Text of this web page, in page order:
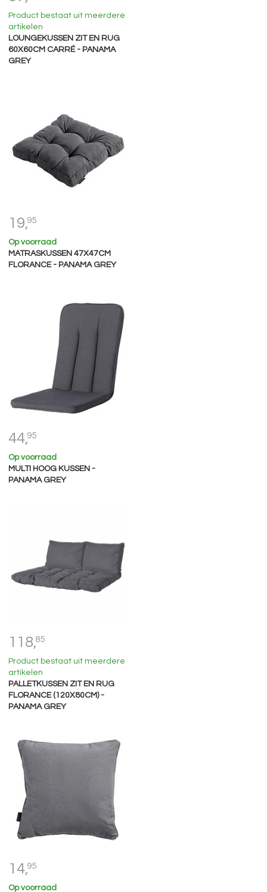
Product bestaat uit meerdere
artikelen
LOUNGEKUSSEN ZIT EN RUG
60X60CM CARRÉ - PANAMA
GREY
19,95
Op voorraad
MATRASKUSSEN 47X47CM
FLORANCE - PANAMA GREY
44,95
Op voorraad
MULTI HOOG KUSSEN -
PANAMA GREY
118,85
Product bestaat uit meerdere
artikelen
PALLETKUSSEN ZIT EN RUG
FLORANCE (120X80CM) -
PANAMA GREY
14,95
Op voorraad